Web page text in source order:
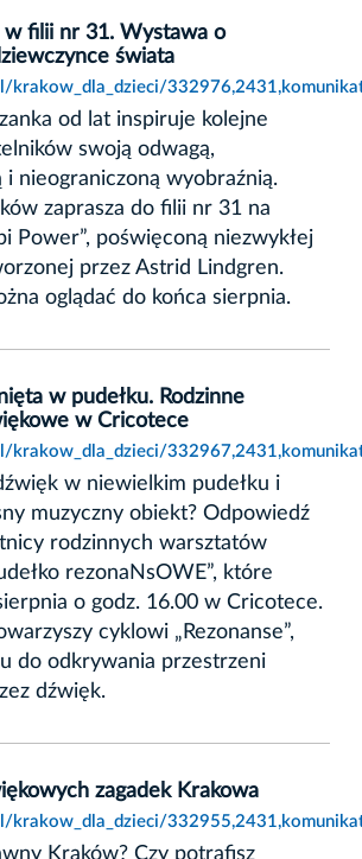
w filii nr 31. Wystawa o
świata
krakow_dla_dzieci/
od lat inspiruje kolejne
swoją odwagą,
i nieograniczoną wyobraźnią.
zaprasza do filii nr 31 na
Power”, poświęconą niezwykłej
przez Astrid Lindgren.
oglądać do końca sierpnia.
w pudełku. Rodzinne
w Cricotece
krakow_dla_dzieci/
w niewielkim pudełku i
muzyczny obiekt? Odpowiedź
rodzinnych warsztatów
rezonaNsOWE”, które
o godz. 16.00 w Cricotece.
cyklowi „Rezonanse”,
do odkrywania przestrzeni
dźwięk.
zagadek Krakowa
krakow_dla_dzieci/
Kraków? Czy potrafisz